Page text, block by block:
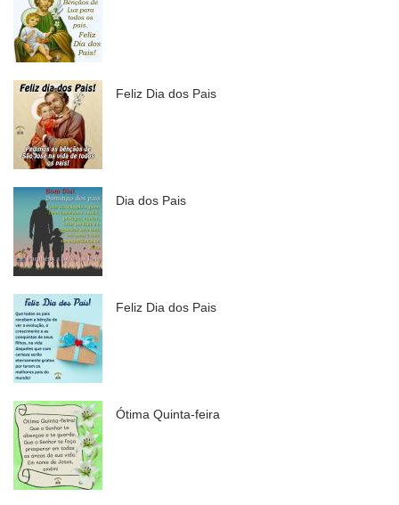
Feliz Dia dos Pais
Dia dos Pais
Feliz Dia dos Pais
Ótima Quinta-feira